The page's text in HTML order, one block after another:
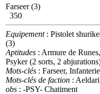
Farseer (3)
350
Equipement: Pistolet
(3)
Aptitudes : Armure de
Psyker (2 sorts, 2
Mots-clés : Farseer,
Mots-clés de faction :
obs : -PSY- Chatiment